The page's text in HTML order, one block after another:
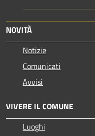
NOVITÀ
Notizie
Comunicati
Avvisi
VIVERE IL COMUNE
Luoghi